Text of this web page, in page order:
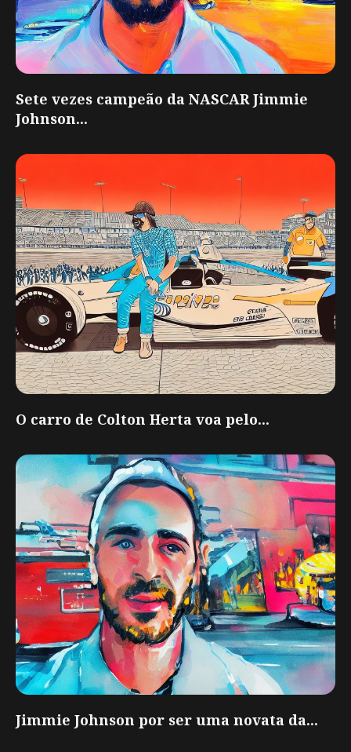
Sete vezes campeão da NASCAR Jimmie
Johnson...
O carro de Colton Herta voa pelo...
Jimmie Johnson por ser uma novata da...